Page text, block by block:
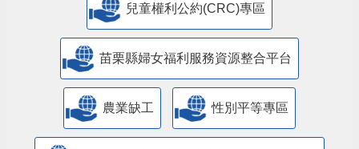
兒童權利公約(CRC)專區
苗栗縣婦女福利服務資源整合平台
農業缺工 性別平等專區